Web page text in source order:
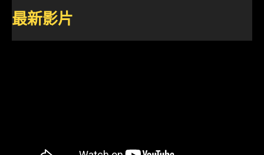
最新影片